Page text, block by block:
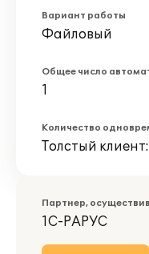
Вариант работы
Файловый
Общее число
1
Количество
Толстый клиент:
Партнер,
1С-РАРУС